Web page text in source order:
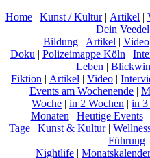
Home | Kunst / Kultur| Artikel |
Dein Veedel
Bildung | Artikel | Video
Doku | Polizeimappe Köln |
Leben |
Fiktion | Artikel | Video |
Events am Wochenende |
Woche | in 2 Wochen | in 3
Monaten | Heutige Events|
Tage | Kunst & Kultur|
Führung |
Nightlife | Monatskalender